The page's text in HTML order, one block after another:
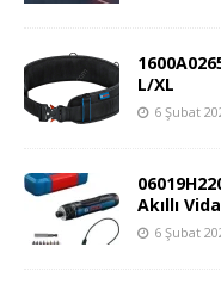
L/XL
6 Şubat
Akıllı
6 Şubat